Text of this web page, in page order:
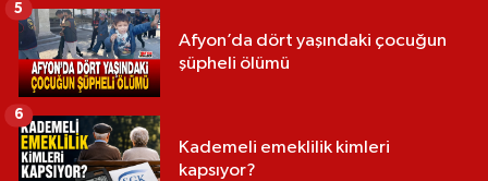
Afyon’da dört yaşındaki çocuğun
şüpheli ölümü
5
Kademeli emeklilik kimleri
kapsıyor?
6